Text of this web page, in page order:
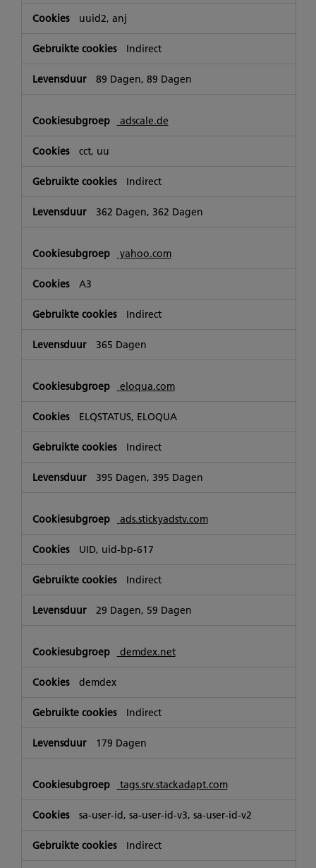
uuid2, anj
Indirect
89 Dagen, 89 Dagen
adscale.de
cct, uu
Indirect
362 Dagen, 362 Dagen
yahoo.com
A3
Indirect
365 Dagen
eloqua.com
ELQSTATUS, ELOQUA
Indirect
395 Dagen, 395 Dagen
ads.stickyadstv.com
UID, uid-bp-617
Indirect
29 Dagen, 59 Dagen
demdex.net
demdex
Indirect
179 Dagen
tags.srv.stackadapt.com
sa-user-id, sa-user-id-v3, sa-user-id-v2
Indirect